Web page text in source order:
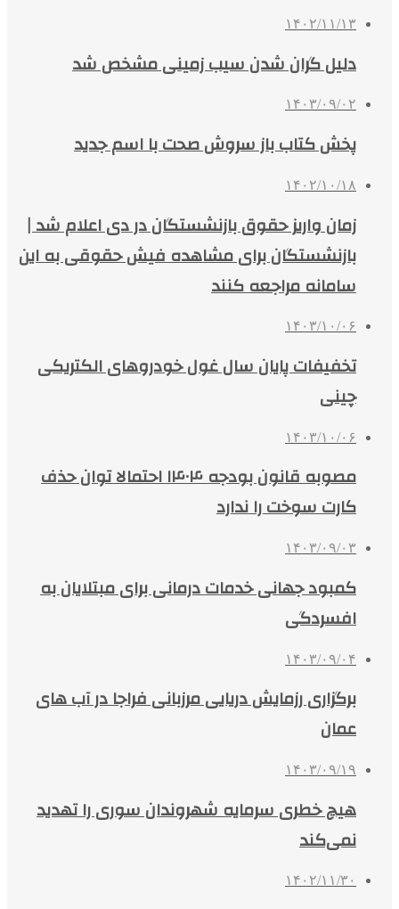
۱۴۰۲/۱۱/۱۳
دلیل گران شدن سیب زمینی مشخص شد
۱۴۰۳/۰۹/۰۲
پخش کتاب باز سروش صحت با اسم جدید
۱۴۰۲/۱۰/۱۸
زمان واریز حقوق بازنشستگان در دی اعلام شد |
بازنشستگان برای مشاهده فیش حقوقی به این
سامانه مراجعه کنند
۱۴۰۳/۱۰/۰۶
تخفیفات پایان سال غول خودروهای الکتریکی
چینی
۱۴۰۳/۱۰/۰۶
مصوبه قانون بودجه ۱۴۰۴ احتمالا توان حذف
کارت سوخت را ندارد
۱۴۰۳/۰۹/۰۳
کمبود جهانی خدمات درمانی برای مبتلایان به
افسردگی
۱۴۰۳/۰۹/۰۴
برگزاری رزمایش دریایی مرزبانی فراجا در آب های
عمان
۱۴۰۳/۰۹/۱۹
هیچ خطری سرمایه شهروندان سوری را تهدید
نمی‌کند
۱۴۰۲/۱۱/۳۰